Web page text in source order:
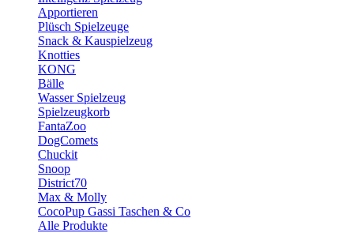
Apportieren
Plüsch Spielzeuge
Snack & Kauspielzeug
Knotties
KONG
Bälle
Wasser Spielzeug
Spielzeugkorb
FantaZoo
DogComets
Chuckit
Snoop
District70
Max & Molly
CocoPup Gassi Taschen & Co
Alle Produkte